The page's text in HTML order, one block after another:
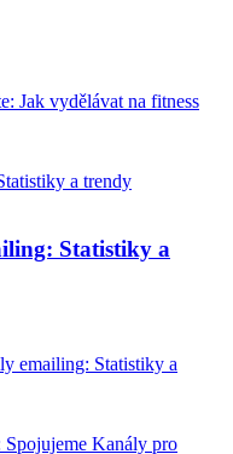
Jak vydělávat na fitness
Statistiky a
emailing: Statistiky a